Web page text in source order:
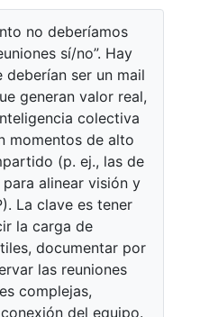
no deberíamos
sí/no”. Hay
deberían ser un mail
generan valor real,
colectiva
momentos de alto
(p. ej., las de
alinear visión y
La clave es tener
la carga de
documentar por
las reuniones
complejas,
del equipo.